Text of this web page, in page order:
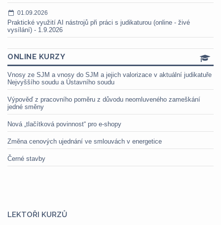
01.09.2026
Praktické využití AI nástrojů při práci s judikaturou (online - živé
vysílání) - 1.9.2026
ONLINE KURZY
Vnosy ze SJM a vnosy do SJM a jejich valorizace v aktuální judikatuře
Nejvyššího soudu a Ústavního soudu
Výpověď z pracovního poměru z důvodu neomluveného zameškání
jedné směny
Nová „tlačítková povinnost“ pro e-shopy
Změna cenových ujednání ve smlouvách v energetice
Černé stavby
LEKTOŘI KURZŮ